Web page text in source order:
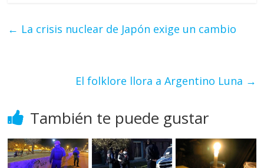
← La crisis nuclear de Japón exige un cambio
El folklore llora a Argentino Luna →
También te puede gustar